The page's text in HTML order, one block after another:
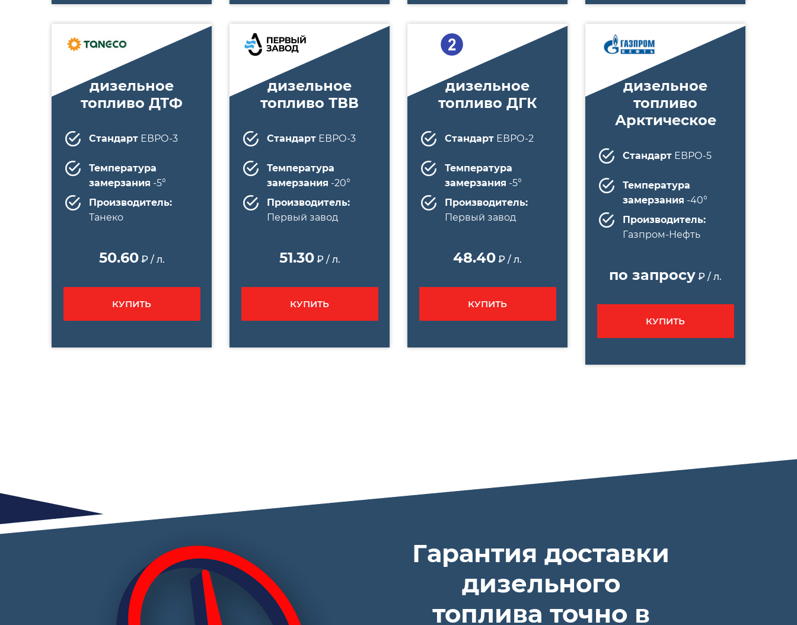
дизельное
топливо ДТФ
СтандартЕВРО-3
Температура
замерзания -5°
Производитель:
Танеко
50.60 ₽ / л.
КУПИТЬ
дизельное
топливо ТВВ
СтандартЕВРО-3
Температура
замерзания -20°
Производитель:
Первый завод
51.30 ₽ / л.
КУПИТЬ
дизельное
топливо ДГК
СтандартЕВРО-2
Температура
замерзания -5°
Производитель:
Первый завод
48.40 ₽ / л.
КУПИТЬ
дизельное
топливо
Арктическое
СтандартЕВРО-5
Температура
замерзания -40°
Производитель:
Газпром-Нефть
по запросу ₽ / л.
КУПИТЬ
Гарантия доставки
дизельного
топлива точно в